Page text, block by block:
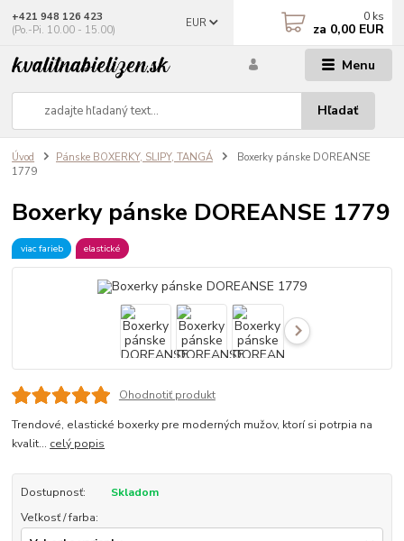
Menu
EUR
Hľadať
+421 948 126 423
(Po.-Pi. 10.00 - 15.00)
0 ks
za 0,00 EUR
Úvod Pánske BOXERKY, SLIPY, TANGÁ
Boxerky pánske DOREANSE
1779
Boxerky pánske DOREANSE 1779
viac farieb elastické
Ohodnotiť produkt
Trendové, elastické boxerky pre moderných mužov, ktorí si potrpia na
kvalit... celý popis
Dostupnosť:
Skladom
Veľkosť / farba: